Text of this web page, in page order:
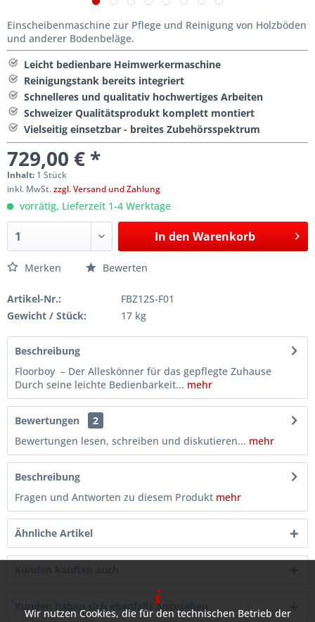
Einscheibenmaschine zur Pflege und Reinigung von Holzböden
und anderer Bodenbeläge.
Leicht bedienbare Heimwerkermaschine
Reinigungstank bereits integriert
Schnelleres und qualitativ hochwertiges Arbeiten
Schweizer Qualitätsprodukt komplett montiert
Vielseitig einsetzbar - breites Zubehörsspektrum
729,00 € *
Inhalt: 1 Stück
inkl. MwSt.zzgl. Versand und Zahlung
vorrätig, Lieferzeit 1-4 Werktage
In den Warenkorb
Merken Bewerten
Artikel-Nr.:
FBZ12S-F01
Gewicht / Stück:
17 kg
Beschreibung
Floorboy – Der Alleskönner für das gepflegte Zuhause
Durch seine leichte Bedienbarkeit... mehr
Bewertungen
2
Bewertungen lesen, schreiben und diskutieren... mehr
Beschreibung
Fragen und Antworten zu diesem Produkt mehr
Ähnliche Artikel
Kunden haben sich ebenfalls angesehen
Wir nutzen Cookies, die für den technischen Betrieb der